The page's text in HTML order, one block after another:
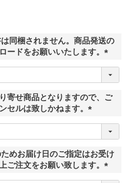
同梱されません。商品発送の
ードをお願いいたします。
(
必
)
寄せ商品となりますので、ご
セルは致しかねます。
(
)
めお届け日のご指定はお受け
ご注文をお願い致します。
(